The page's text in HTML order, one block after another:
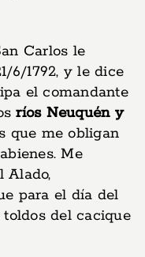
Carlos le
6/1792, y le dice
el comandante
ríos Neuquén y
que me obligan
Me
Alado,
para el día del
toldos del cacique